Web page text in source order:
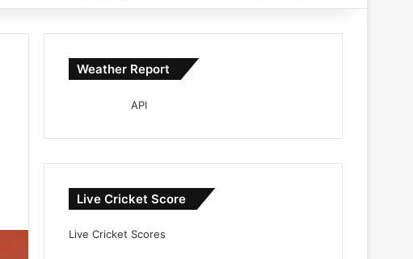
Weather Report
Live Cricket Score
Live Cricket Scores